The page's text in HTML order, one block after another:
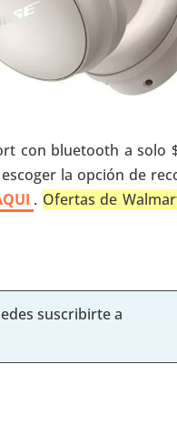
con bluetooth a solo
la opción de
. Ofertas de
suscribirte a